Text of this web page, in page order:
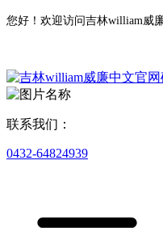
您好！欢迎访问吉林william威
联系我们：
0432-64824939